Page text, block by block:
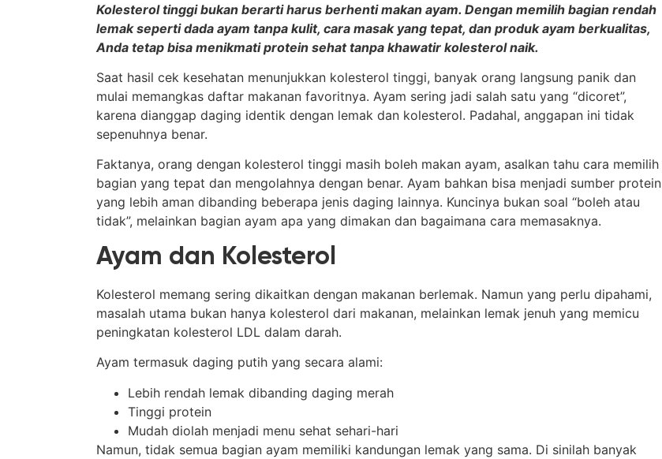
Kolesterol tinggi bukan berarti harus berhenti makan ayam. Dengan memilih bagian rendah
lemak seperti dada ayam tanpa kulit, cara masak yang tepat, dan produk ayam berkualitas,
Anda tetap bisa menikmati protein sehat tanpa khawatir kolesterol naik.
Saat hasil cek kesehatan menunjukkan kolesterol tinggi, banyak orang langsung panik dan
mulai memangkas daftar makanan favoritnya. Ayam sering jadi salah satu yang “dicoret”,
karena dianggap daging identik dengan lemak dan kolesterol. Padahal, anggapan ini tidak
sepenuhnya benar.
Faktanya, orang dengan kolesterol tinggi masih boleh makan ayam, asalkan tahu cara memilih
bagian yang tepat dan mengolahnya dengan benar. Ayam bahkan bisa menjadi sumber protein
yang lebih aman dibanding beberapa jenis daging lainnya. Kuncinya bukan soal “boleh atau
tidak”, melainkan bagian ayam apa yang dimakan dan bagaimana cara memasaknya.
Ayam dan Kolesterol
Kolesterol memang sering dikaitkan dengan makanan berlemak. Namun yang perlu dipahami,
masalah utama bukan hanya kolesterol dari makanan, melainkan lemak jenuh yang memicu
peningkatan kolesterol LDL dalam darah.
Ayam termasuk daging putih yang secara alami:
Lebih rendah lemak dibanding daging merah
Tinggi protein
Mudah diolah menjadi menu sehat sehari-hari
Namun, tidak semua bagian ayam memiliki kandungan lemak yang sama. Di sinilah banyak